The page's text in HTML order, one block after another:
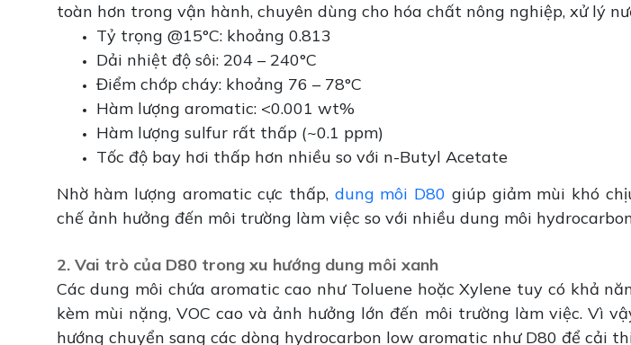
toàn hơn trong vận hành, chuyên dùng cho hóa chất nông nghiệp, xử lý
Tỷ trọng @15°C: khoảng 0.813
Dải nhiệt độ sôi: 204 – 240°C
Điểm chớp cháy: khoảng 76 – 78°C
Hàm lượng aromatic: <0.001 wt%
Hàm lượng sulfur rất thấp (~0.1 ppm)
Tốc độ bay hơi thấp hơn nhiều so với n-Butyl Acetate
Nhờ hàm lượng aromatic cực thấp, dung môi D80 giúp giảm mùi khó
chế ảnh hưởng đến môi trường làm việc so với nhiều dung môi
2. Vai trò của D80 trong xu hướng dung môi xanh
Các dung môi chứa aromatic cao như Toluene hoặc Xylene tuy có khả
kèm mùi nặng, VOC cao và ảnh hưởng lớn đến môi trường làm việc. Vì
hướng chuyển sang các dòng hydrocarbon low aromatic như D80 để cải